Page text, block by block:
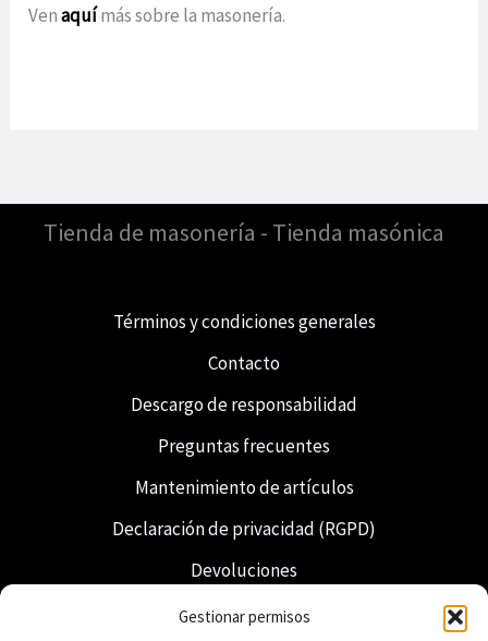
Gestionar permisos
Venaquímás sobre la masonería.
Tienda de masonería - Tienda masónica
Términos y condiciones generales
Contacto
Descargo de responsabilidad
Preguntas frecuentes
Mantenimiento de artículos
Declaración de privacidad (RGPD)
Devoluciones
Envío y entrega